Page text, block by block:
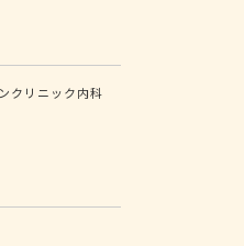
クリニック内科